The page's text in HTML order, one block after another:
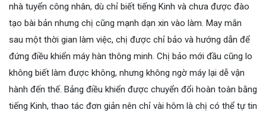
nhà tuyển công nhân, dù chỉ biết tiếng Kinh và chưa được đào
tạo bài bản nhưng chị cũng mạnh dạn xin vào làm. May mắn
sau một thời gian làm việc, chị được chỉ bảo và hướng dẫn để
đứng điều khiển máy hàn thông minh. Chị bảo mới đầu cũng lo
không biết làm được không, nhưng không ngờ máy lại dễ vận
hành đến thế. Bảng điều khiển được chuyển đổi hoàn toàn bằng
tiếng Kinh, thao tác đơn giản nên chỉ vài hôm là chị có thể tự tin